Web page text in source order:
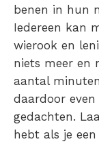
benen in hun
Iedereen kan
wierook en
niets meer en
aantal
daardoor
gedachten.
hebt als je